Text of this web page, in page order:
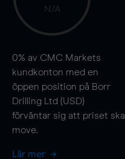
N/A
0% av CMC Markets
kundkonton med en
öppen position på Borr
Drilling Ltd (USD)
förväntar sig att priset ska
move.
Lär mer